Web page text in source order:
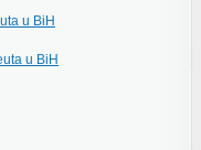
u BiH
u BiH